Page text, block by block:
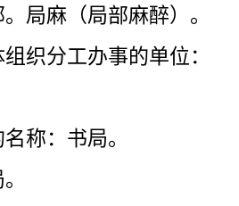
局麻（局部麻醉）。
织分工办事的单位：
称：书局。